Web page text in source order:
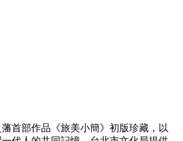
首部作品《旅美小簡》初版珍藏，以